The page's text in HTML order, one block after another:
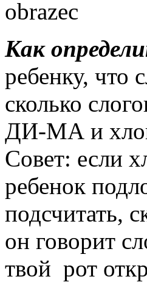
Как
ребенку, что
сколько
ДИ-МА и
Совет: если
ребенок
подсчитать,
он говорит
твой рот